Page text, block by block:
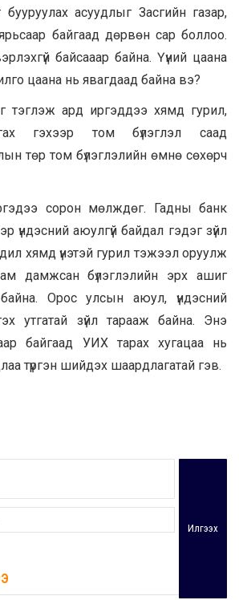
бууруулах асуудлыг Засгийн газар,
байгаад дөрвөн сар боллоо.
байсааар байна. Үүний цаана
цаана нь явагдаад байна вэ?
тэглэж ард иргэддээ хямд гурил,
гэхээр том бүлэглэл саад
төр том бүлэглэлийн өмнө сөхөрч
сорон мөлждөг. Гадны банк
үндэсний аюулгүй байдал гэдэг зүйл
хямд үнэтэй гурил тэжээл оруулж
дамжсан бүлэглэлийн эрх ашиг
Орос улсын аюул, үндэсний
утгатай зүйл тарааж байна. Энэ
байгаад УИХ тарах хугацаа нь
түргэн шийдэх шаардлагатай гэв.
Илгээх